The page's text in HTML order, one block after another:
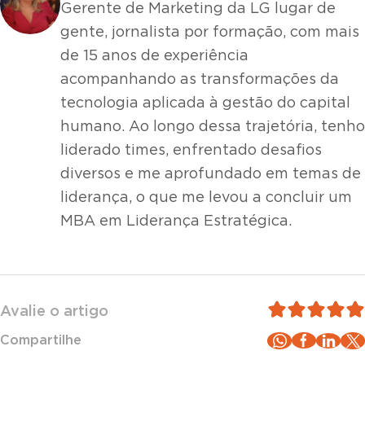
Gerente de Marketing da LG lugar de
gente, jornalista por formação, com mais
de 15 anos de experiência
acompanhando as transformações da
tecnologia aplicada à gestão do capital
humano. Ao longo dessa trajetória, tenho
liderado times, enfrentado desafios
diversos e me aprofundado em temas de
liderança, o que me levou a concluir um
MBA em Liderança Estratégica.
Avalie o artigo
Compartilhe